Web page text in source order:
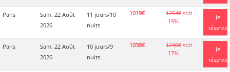
Paris
Sam. 22 Août
2026
11 jours/10
nuits
1019€ 1254€ soit
-19%
Je
réserve
Paris
Sam. 22 Août
2026
10 jours/9
nuits
1038€ 1240€ soit
-17%
Je
réserve